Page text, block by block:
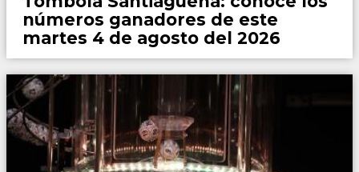
números ganadores de este
martes 4 de agosto del 2026